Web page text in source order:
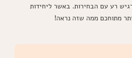
רע עם הבחירות. באשר ליחידות
מתוחכם ממה שזה נראה!